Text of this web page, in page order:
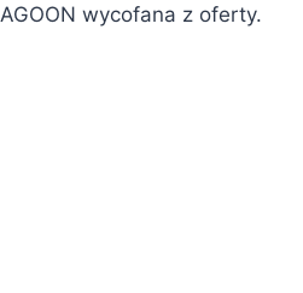
wycofana z oferty.